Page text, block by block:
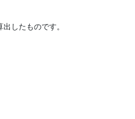
したものです。